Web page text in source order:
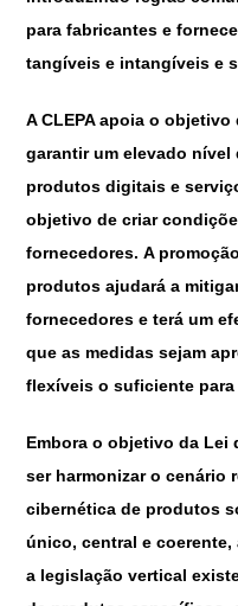
para fabricantes e
tangíveis e intangíveis e
A CLEPA apoia o
garantir um elevado nível
produtos digitais e
objetivo de criar
fornecedores. A
produtos ajudará a
fornecedores e terá um
que as medidas sejam
flexíveis o suficiente
Embora o objetivo da Lei
ser harmonizar o cenário
cibernética de produtos
único, central e coerente,
a legislação vertical